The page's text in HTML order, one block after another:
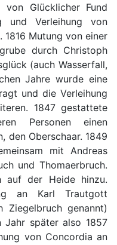
von Glücklicher Fund
und Verleihung von
1816 Mutung von einer
durch Christoph
(auch Wasserfall,
Jahre wurde eine
und die Verleihung
1847 gestattete
Personen einen
den Oberschaar. 1849
mit Andreas
und Thomaerbruch.
auf der Heide hinzu.
an Karl Trautgott
Ziegelbruch genannt)
Jahr später also 1857
von Concordia an